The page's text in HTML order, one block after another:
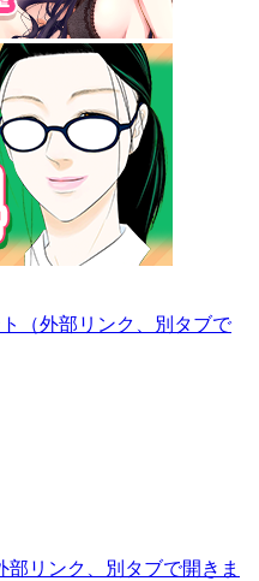
（外部リンク、別タブで
部リンク、別タブで開きま